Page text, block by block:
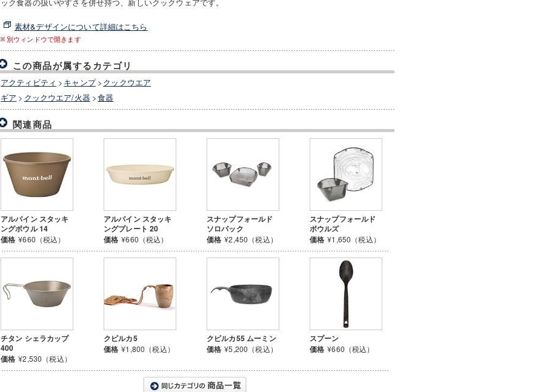
素材&デザインについて詳細はこちら
別ウィンドウで開きます
この商品が属するカテゴリ
アクティビティ > キャンプ > クックウエア
ギア > クックウエア/火器 >食器
関連商品
アルパイン スタッキ
ングボウル 14
価格 ¥660（税込）
アルパイン スタッキ
ングプレート 20
価格 ¥660（税込）
スナップフォールド
ソロパック
価格 ¥2,450（税込）
スナップフォールド
ボウルズ
価格 ¥1,650（税込）
チタン シェラカップ
400
価格 ¥2,530（税込）
クピルカ5
価格 ¥1,800（税込）
クピルカ55 ムーミン
価格 ¥5,200（税込）
スプーン
価格 ¥660（税込）